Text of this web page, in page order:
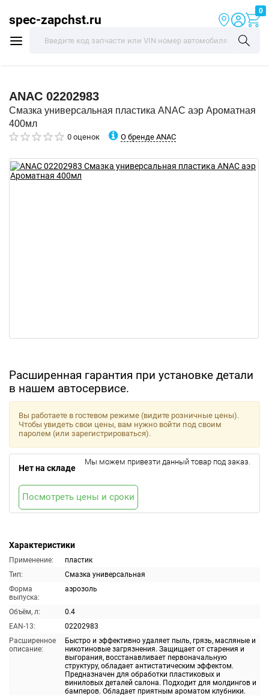
spec-zapchst.ru
0
ANAC 02202983
Смазка универсальная пластика ANAC аэр Ароматная
400мл
0 оценок О бренде ANAC
Расширенная гарантия при установке детали
в нашем автосервисе.
Характеристики
Применение:
пластик
Тип:
Смазка универсальная
Форма
выпуска:
аэрозоль
Объём, л:
0.4
EAN-13:
02202983
Расширенное
описание:
Быстро и эффективно удаляет пыль, грязь, масляные и
никотиновые загрязнения. Защищает от старения и
выгорания, восстанавливает первоначальную
структуру, обладает антистатическим эффектом.
Предназначен для обработки пластиковых и
виниловых деталей салона. Подходит для молдингов и
бамперов. Обладает приятным ароматом клубники.
Вы работаете в гостевом режиме (видите розничные цены).
Чтобы увидеть свои цены, вам нужно войти под своим
паролем (или зарегистрироваться).
Нет на складе
Мы можем привезти данный товар под заказ.
Посмотреть цены и сроки